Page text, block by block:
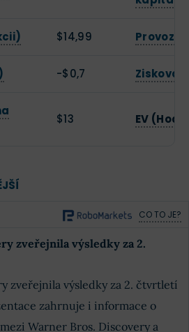
$14,99
-$0,7 Zisková
$13 EV
CO TO JE?
zveřejnila výsledky za 2.
zveřejnila výsledky za 2. čtvrtletí
zahrnuje i informace o
Warner Bros. Discovery a